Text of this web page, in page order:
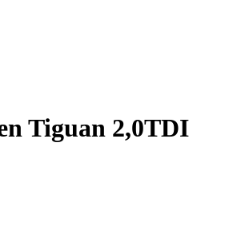
Tiguan 2,0TDI